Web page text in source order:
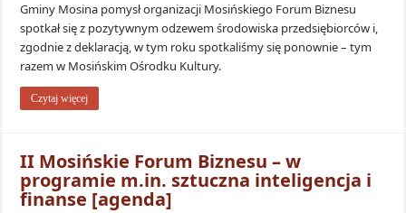
Gminy Mosina pomysł organizacji Mosińskiego Forum Biznesu
spotkał się z pozytywnym odzewem środowiska przedsiębiorców i,
zgodnie z deklaracją, w tym roku spotkaliśmy się ponownie – tym
razem w Mosińskim Ośrodku Kultury.
Czytaj więcej
II Mosińskie Forum Biznesu – w
programie m.in. sztuczna inteligencja i
finanse [agenda]